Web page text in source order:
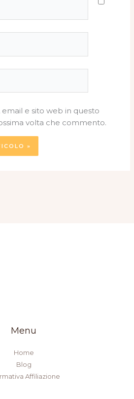
email e sito web in questo
volta che commento.
Menu
Home
Blog
Affiliazione